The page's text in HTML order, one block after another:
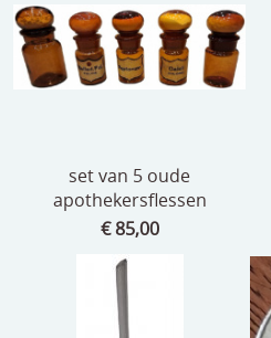
set van 5 oude
apothekersflessen
€ 85,00